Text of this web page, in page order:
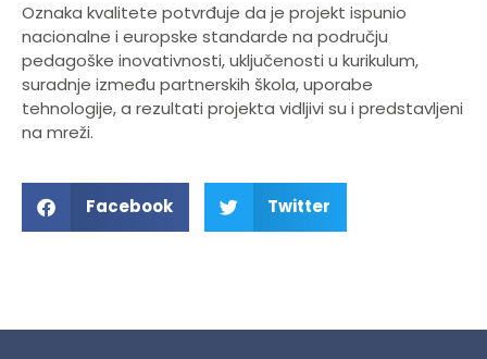
Oznaka kvalitete potvrđuje da je projekt ispunio
nacionalne i europske standarde na području
pedagoške inovativnosti, uključenosti u kurikulum,
suradnje između partnerskih škola, uporabe
tehnologije, a rezultati projekta vidljivi su i predstavljeni
na mreži.
Facebook Twitter